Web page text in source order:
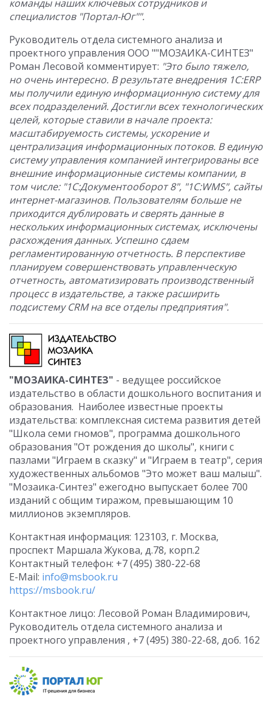
команды наших ключевых сотрудников и
специалистов "Портал-Юг"".
Руководитель отдела системного анализа и
проектного управления ООО ""МОЗАИКА-СИНТЕЗ"
Роман Лесовой комментирует: "Это было тяжело,
но очень интересно. В результате внедрения 1С:ERP
мы получили единую информационную систему для
всех подразделений. Достигли всех технологических
целей, которые ставили в начале проекта:
масштабируемость системы, ускорение и
централизация информационных потоков. В единую
систему управления компанией интегрированы все
внешние информационные системы компании, в
том числе: "1С:Документооборот 8", "1С:WMS", сайты
интернет-магазинов. Пользователям больше не
приходится дублировать и сверять данные в
нескольких информационных системах, исключены
расхождения данных. Успешно сдаем
регламентированную отчетность. В перспективе
планируем совершенствовать управленческую
отчетность, автоматизировать производственный
процесс в издательстве, а также расширить
подсистему CRM на все отделы предприятия".
"МОЗАИКА-СИНТЕЗ" - ведущее российское
издательство в области дошкольного воспитания и
образования. Наиболее известные проекты
издательства: комплексная система развития детей
"Школа семи гномов", программа дошкольного
образования "От рождения до школы", книги с
пазлами "Играем в сказку" и "Играем в театр", серия
художественных альбомов "Это может ваш малыш".
"Мозаика-Синтез" ежегодно выпускает более 700
изданий с общим тиражом, превышающим 10
миллионов экземпляров.
Контактная информация: 123103, г. Москва,
проспект Маршала Жукова, д.78, корп.2
Контактный телефон: +7 (495) 380-22-68
E-Mail: info@msbook.ru
https://msbook.ru/
Контактное лицо: Лесовой Роман Владимирович,
Руководитель отдела системного анализа и
проектного управления , +7 (495) 380-22-68, доб. 162